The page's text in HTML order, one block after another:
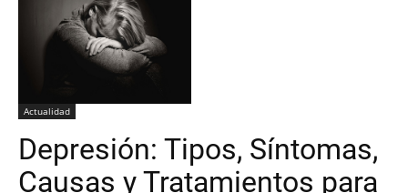
Actualidad
Depresión: Tipos, Síntomas,
Causas y Tratamientos para